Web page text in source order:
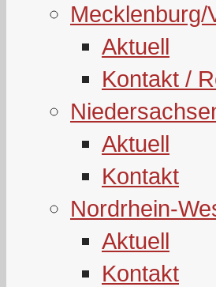
Mecklenburg/
Aktuell
Kontakt /
Aktuell
Kontakt
Nordrhein-
Aktuell
Kontakt